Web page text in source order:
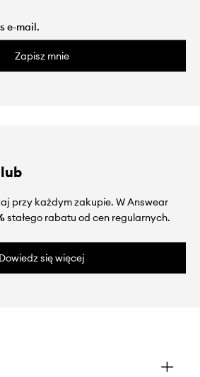
Zapisz mnie
przy każdym zakupie. W Answear
stałego rabatu od cen regularnych.
Dowiedz się więcej